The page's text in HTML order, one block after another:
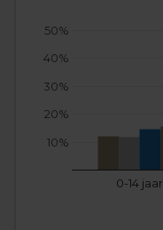
0-14 jaar
10%
20%
30%
40%
50%